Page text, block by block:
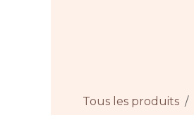
Tous les produits